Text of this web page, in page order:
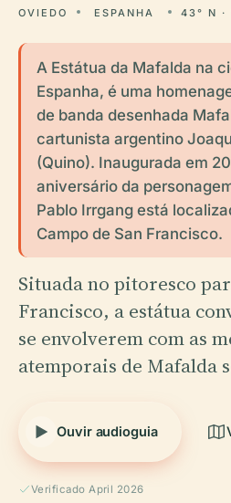
OVIEDO ESPANHA 43° N ·
A Estátua da Mafalda na
Espanha, é uma
de banda desenhada
cartunista argentino
(Quino). Inaugurada em
aniversário da
Pablo Irrgang está
Campo de San Francisco.
Situada no pitoresco
Francisco, a estátua
se envolverem com as
atemporais de Mafalda
Ouvir audioguia
Verificado April 2026